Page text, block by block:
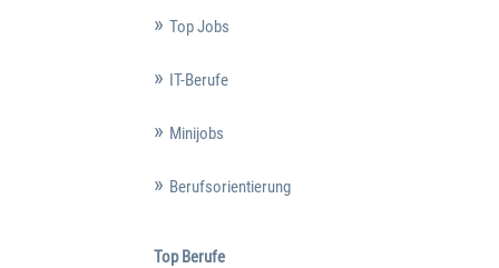
Top Jobs
IT-Berufe
Minijobs
Berufsorientierung
Top Berufe